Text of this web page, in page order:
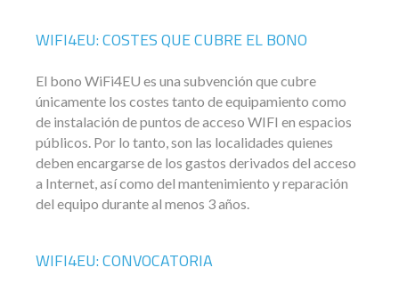
WIFI4EU: COSTES QUE CUBRE EL BONO
El bono WiFi4EU es una subvención que cubre
únicamente los costes tanto de equipamiento como
de instalación de puntos de acceso WIFI en espacios
públicos. Por lo tanto, son las localidades quienes
deben encargarse de los gastos derivados del acceso
a Internet, así como del mantenimiento y reparación
del equipo durante al menos 3 años.
WIFI4EU: CONVOCATORIA